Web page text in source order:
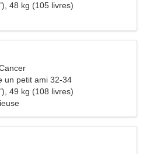
48 kg (105 livres)
un petit ami 32-34
49 kg (108 livres)